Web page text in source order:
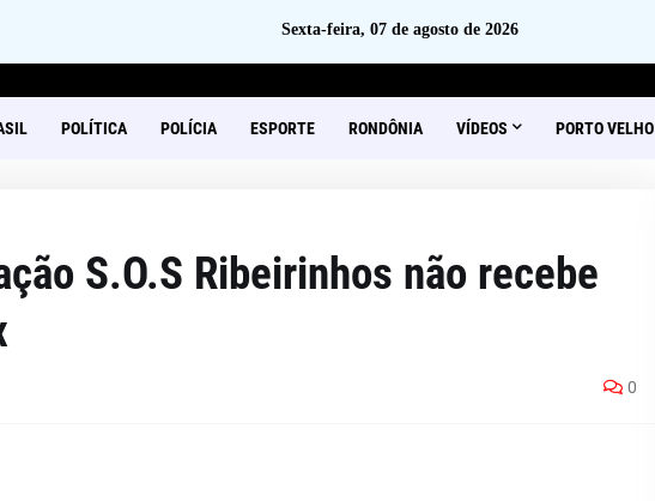
Sexta-feira, 07 de agosto de 2026
POLÍTICA POLÍCIA ESPORTE RONDÔNIA VÍDEOS PORTO VELHO
S.O.S Ribeirinhos não recebe
0